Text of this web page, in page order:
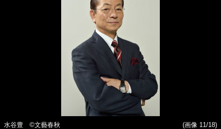
水谷豊 ©︎文藝春秋 (画像 11/18)